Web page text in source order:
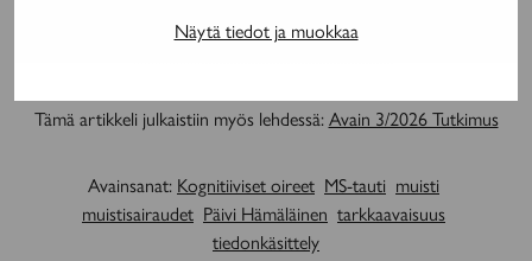
Näytä tiedot ja muokkaa
Tämä artikkeli julkaistiin myös lehdessä:Avain 3/2026 Tutkimus
Avainsanat: Kognitiiviset oireet MS-tauti muisti
muistisairaudet Päivi Hämäläinen tarkkaavaisuus
tiedonkäsittely